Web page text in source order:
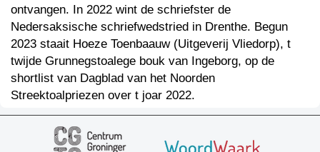
ontvangen. In 2022 wint de schriefster de
Nedersaksische schriefwedstried in Drenthe. Begun
2023 staait Hoeze Toenbaauw (Uitgeverij Vliedorp), t
twijde Grunnegstoalege bouk van Ingeborg, op de
shortlist van Dagblad van het Noorden
Streektoalpriezen over t joar 2022.